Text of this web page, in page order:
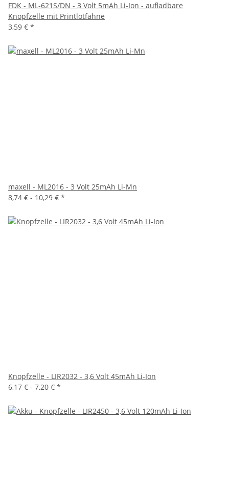
FDK - ML-621S/DN - 3 Volt 5mAh Li-Ion - aufladbare
Knopfzelle mit Printlötfahne
3,59 € *
maxell - ML2016 - 3 Volt 25mAh Li-Mn
8,74 € - 10,29 € *
Knopfzelle - LIR2032 - 3,6 Volt 45mAh Li-Ion
6,17 € - 7,20 € *